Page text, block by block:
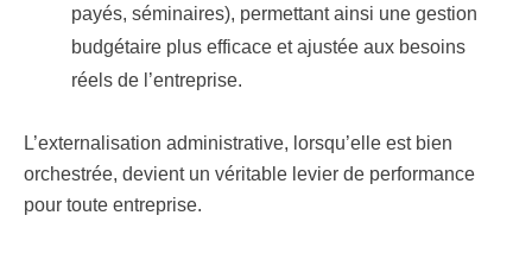
payés, séminaires), permettant ainsi une gestion
budgétaire plus efficace et ajustée aux besoins
réels de l’entreprise.
L’externalisation administrative, lorsqu’elle est bien
orchestrée, devient un véritable levier de performance
pour toute entreprise.